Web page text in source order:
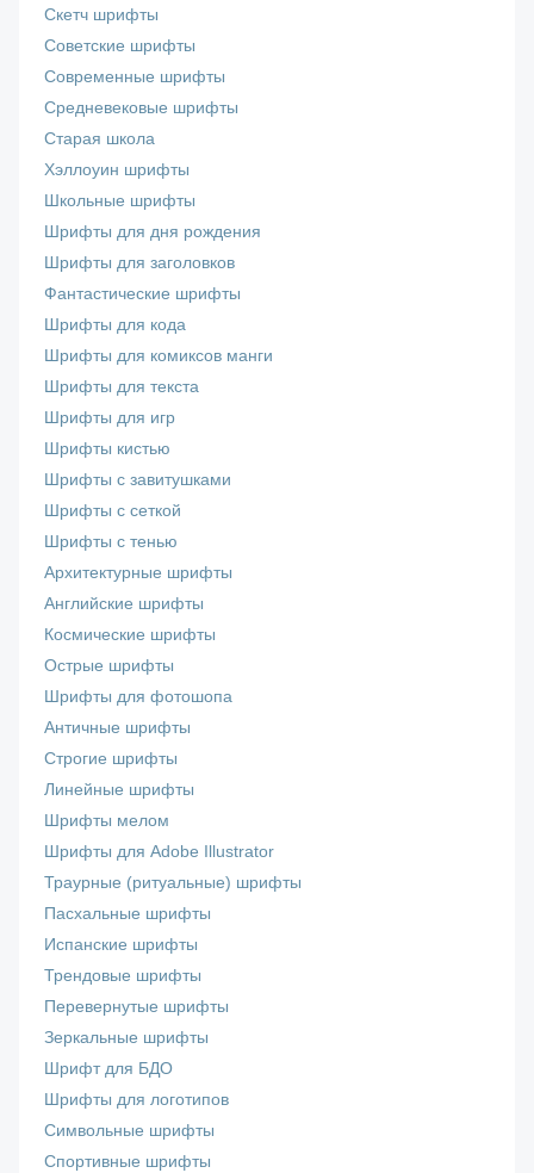
Скетч шрифты
Советские шрифты
Современные шрифты
Средневековые шрифты
Старая школа
Хэллоуин шрифты
Школьные шрифты
Шрифты для дня рождения
Шрифты для заголовков
Фантастические шрифты
Шрифты для кода
Шрифты для комиксов манги
Шрифты для текста
Шрифты для игр
Шрифты кистью
Шрифты с завитушками
Шрифты с сеткой
Шрифты с тенью
Архитектурные шрифты
Английские шрифты
Космические шрифты
Острые шрифты
Шрифты для фотошопа
Античные шрифты
Строгие шрифты
Линейные шрифты
Шрифты мелом
Шрифты для Adobe Illustrator
Траурные (ритуальные) шрифты
Пасхальные шрифты
Испанские шрифты
Трендовые шрифты
Перевернутые шрифты
Зеркальные шрифты
Шрифт для БДО
Шрифты для логотипов
Символьные шрифты
Спортивные шрифты